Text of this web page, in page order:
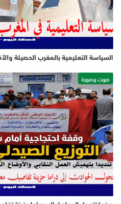
السياسة التعليمية بالمغرب الحصيلة
صوت وصورة